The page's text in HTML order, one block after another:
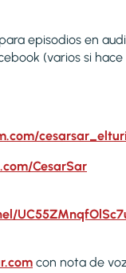
episodios en
(varios si hace
CesarSar
con nota de